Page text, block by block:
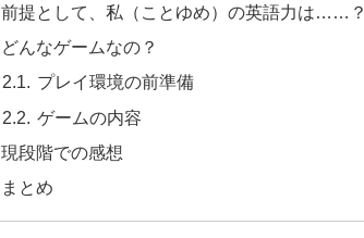
前提として、私（ことゆめ）の英語力は……？
どんなゲームなの？
プレイ環境の前準備
ゲームの内容
現段階での感想
まとめ